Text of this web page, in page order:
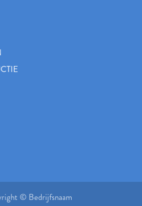
© Bedrijfsnaam